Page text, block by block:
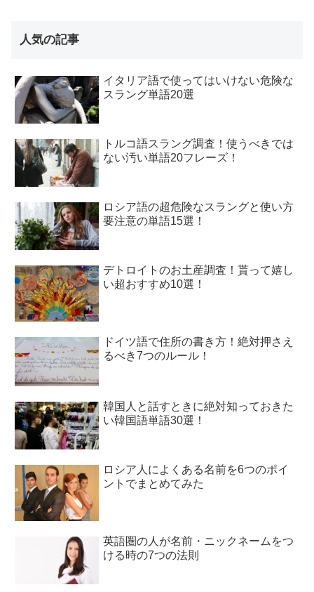
人気の記事
イタリア語で使ってはいけない危険な
スラング単語20選
トルコ語スラング調査！使うべきでは
ない汚い単語20フレーズ！
ロシア語の超危険なスラングと使い方
要注意の単語15選！
デトロイトのお土産調査！貰って嬉し
い超おすすめ10選！
ドイツ語で住所の書き方！絶対押さえ
るべき7つのルール！
韓国人と話すときに絶対知っておきた
い韓国語単語30選！
ロシア人によくある名前を6つのポイ
ントでまとめてみた
英語圏の人が名前・ニックネームをつ
ける時の7つの法則